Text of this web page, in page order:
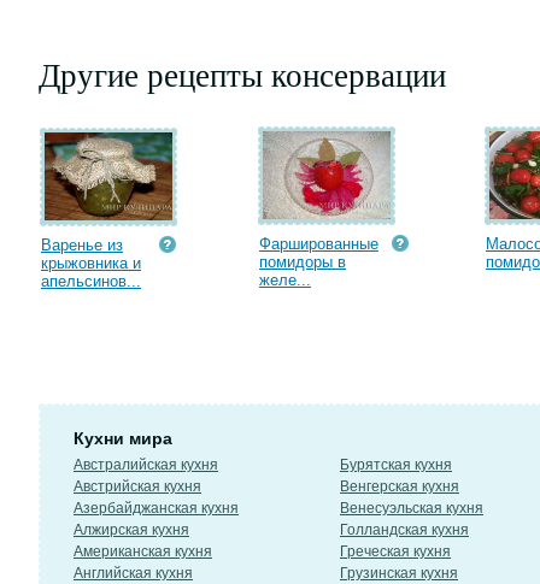
Другие рецепты консервации
Варенье из
крыжовника и
апельсинов...
Фаршированные
помидоры в
желе...
Кухни мира
Австралийская кухня
Австрийская кухня
Азербайджанская кухня
Алжирская кухня
Американская кухня
Английская кухня
Бурятская кухня
Венгерская кухня
Венесуэльская кухня
Голландская кухня
Греческая кухня
Грузинская кухня